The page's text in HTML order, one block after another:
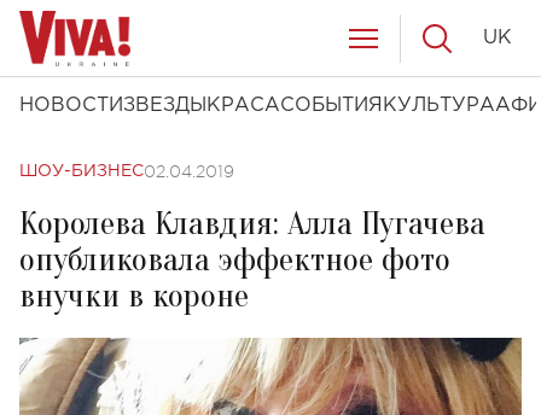
НОВОСТИ ЗВЕЗДЫ КРАСАСОБЫТИЯ КУЛЬТУРА
UK
ШОУ-БИЗНЕС02.04.2019
Королева Клавдия: Алла Пугачева
опубликовала эффектное фото
внучки в короне